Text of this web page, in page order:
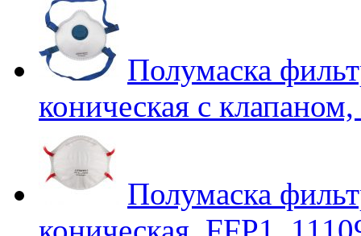
Полумаска
коническая с
Полумаска